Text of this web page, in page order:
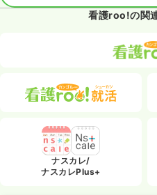
看護roo!の関
ナスカレ/
ナスカレPlus+